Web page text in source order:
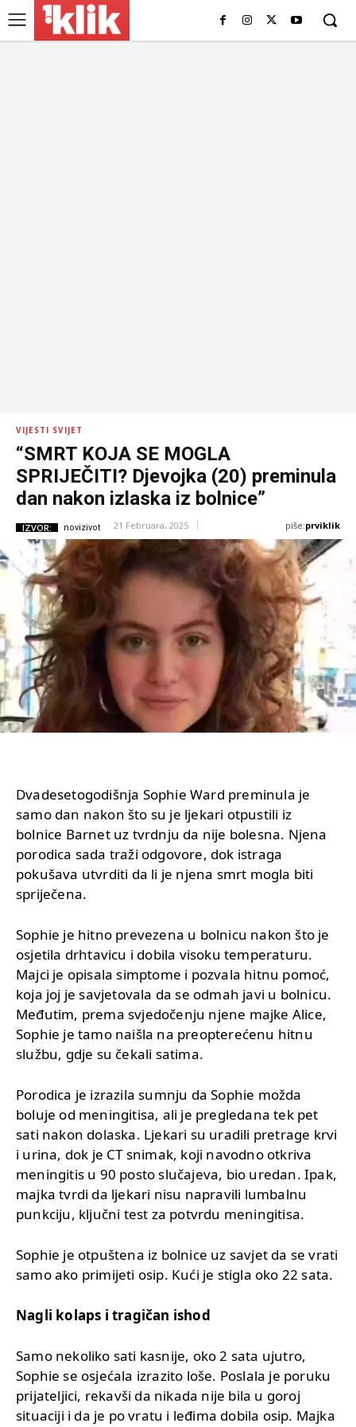
VIJESTI SVIJET
“SMRT KOJA SE MOGLA
SPRIJEČITI? Djevojka (20) preminula
dan nakon izlaska iz bolnice”
IZVOR: novizivot 21 Februara, 2025 piše:prviklik
Dvadesetogodišnja Sophie Ward preminula je
samo dan nakon što su je ljekari otpustili iz
bolnice Barnet uz tvrdnju da nije bolesna. Njena
porodica sada traži odgovore, dok istraga
pokušava utvrditi da li je njena smrt mogla biti
spriječena.
Sophie je hitno prevezena u bolnicu nakon što je
osjetila drhtavicu i dobila visoku temperaturu.
Majci je opisala simptome i pozvala hitnu pomoć,
koja joj je savjetovala da se odmah javi u bolnicu.
Međutim, prema svjedočenju njene majke Alice,
Sophie je tamo naišla na preopterećenu hitnu
službu, gdje su čekali satima.
Porodica je izrazila sumnju da Sophie možda
boluje od meningitisa, ali je pregledana tek pet
sati nakon dolaska. Ljekari su uradili pretrage krvi
i urina, dok je CT snimak, koji navodno otkriva
meningitis u 90 posto slučajeva, bio uredan. Ipak,
majka tvrdi da ljekari nisu napravili lumbalnu
punkciju, ključni test za potvrdu meningitisa.
Sophie je otpuštena iz bolnice uz savjet da se vrati
samo ako primijeti osip. Kući je stigla oko 22 sata.
Nagli kolaps i tragičan ishod
Samo nekoliko sati kasnije, oko 2 sata ujutro,
Sophie se osjećala izrazito loše. Poslala je poruku
prijateljici, rekavši da nikada nije bila u goroj
situaciji i da je po vratu i leđima dobila osip. Majka